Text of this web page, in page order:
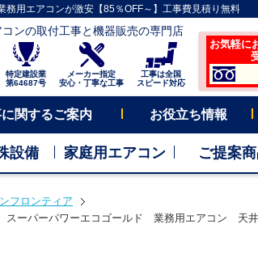
務用エアコンが激安【85％OFF～】工事費見積り無料
ンの取付工事と機器販売の専門店
特定建設業
第64687号
メーカー指定
安心・丁寧な工事
工事は全国
スピード対応
お気軽に
関するご案内 お役立ち情報
設備 家庭用エアコン ご提案
フロンティア
ーパーパワーエコゴールド 業務用エアコン 天